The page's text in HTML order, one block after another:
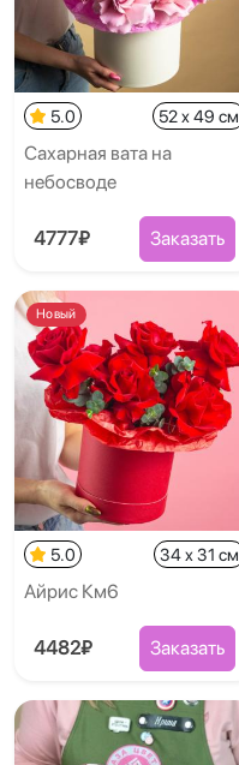
5.0 52 x 49 см
Сахарная вата на
небосводе
4777₽ Заказать
Новый
5.0 34 x 31 см
Айрис Км6
4482₽ Заказать